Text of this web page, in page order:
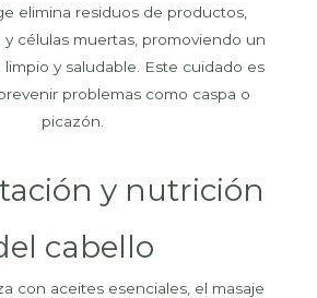
elimina residuos de productos,
y células muertas, promoviendo un
y saludable. Este cuidado es
problemas como caspa o
picazón.
y nutrición
cabello
con aceites esenciales, el masaje